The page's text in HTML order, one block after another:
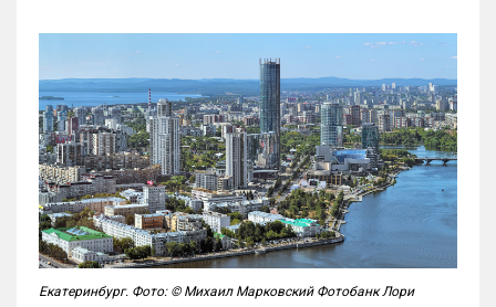
Екатеринбург. Фото: © Михаил Марковский Фотобанк Лори